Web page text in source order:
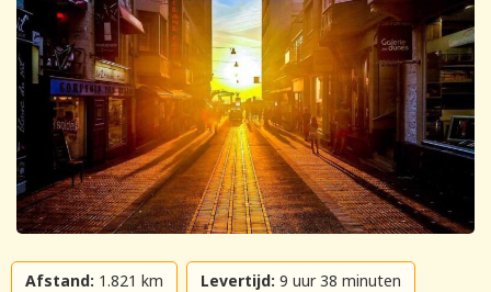
Afstand: 1.821 km Levertijd: 9 uur 38 minuten